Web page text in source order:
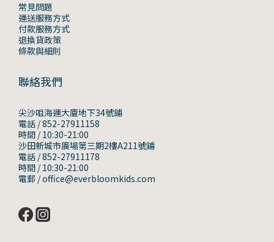
常見問題
運送服務方式
付款服務方式
退換貨政策
條款與細則
聯絡我們
尖沙咀海運大廈地下34號鋪
電話 / 852-27911158
時間 / 10:30-21:00
沙田新城市廣場第三期2樓A211號鋪
電話 / 852-27911178
時間 / 10:30-21:00
電郵 / office@everbloomkids.com